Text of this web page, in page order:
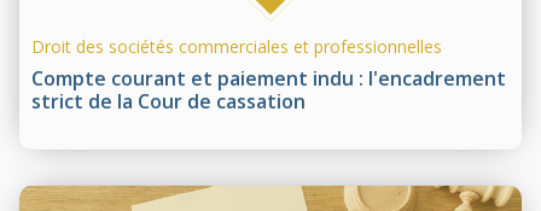
Compte courant et paiement indu : l'encadrement
strict de la Cour de cassation
Droit des sociétés commerciales et professionnelles